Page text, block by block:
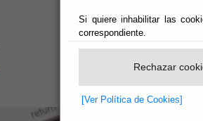
Si quiere inhabilitar las
correspondiente.
Rechazar
[Ver Política de Cookies]
accede